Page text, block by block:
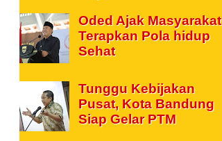
Oded Ajak Masyarakat
Terapkan Pola hidup
Sehat
Tunggu Kebijakan
Pusat, Kota Bandung
Siap Gelar PTM